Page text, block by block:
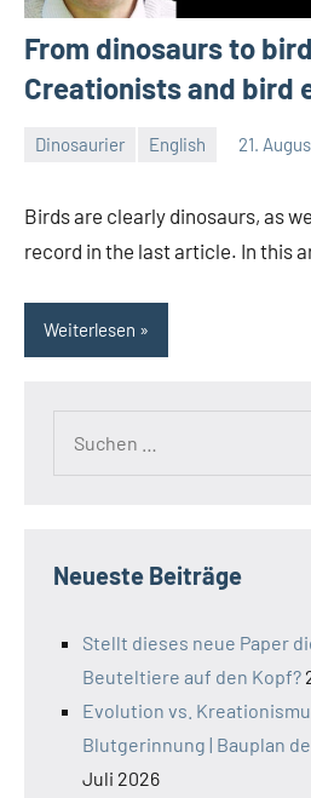
From dinosaurs to
Creationists and bird
Dinosaurier English 21.
Birds are clearly dinosaurs, as
record in the last article. In this
Weiterlesen
Neueste Beiträge
Stellt dieses neue Paper
Beuteltiere auf den Kopf?
Evolution vs.
Blutgerinnung | Bauplan
Juli 2026